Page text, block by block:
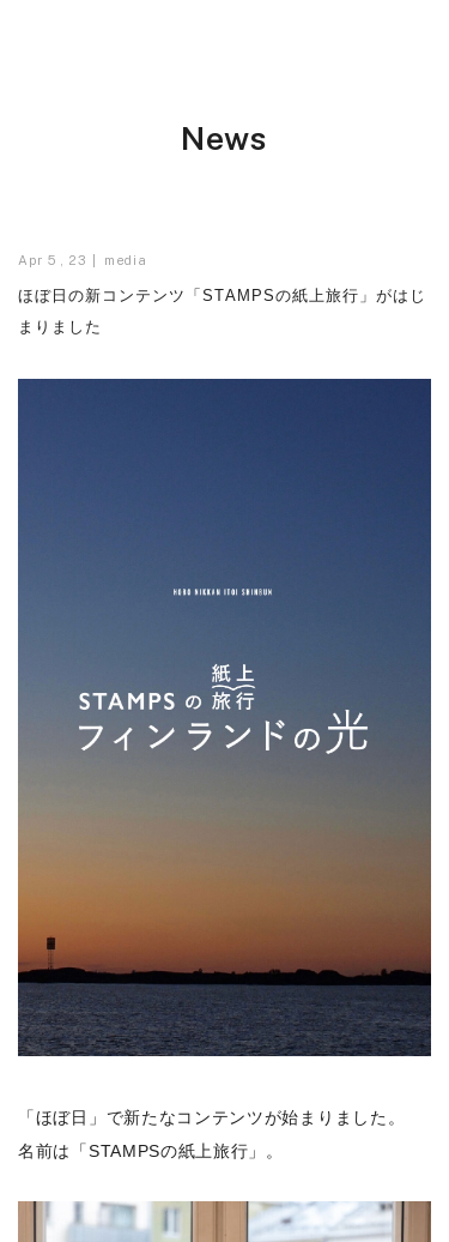
News
Apr 5 , 23 media
ほぼ日の新コンテンツ「STAMPSの紙上旅行」がはじ
まりました
「ほぼ日」で新たなコンテンツが始まりました。
名前は「STAMPSの紙上旅行」。